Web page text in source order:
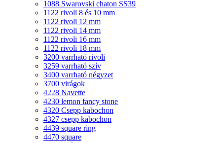
1088 Swarovski chaton SS39
1122 rivoli 8 és 10 mm
1122 rivoli 12 mm
1122 rivoli 14 mm
1122 rivoli 16 mm
1122 rivoli 18 mm
3200 varrható rivoli
3259 varrható szív
3400 varrható négyzet
3700 virágok
4228 Navette
4230 lemon fancy stone
4320 Csepp kabochon
4327 csepp kabochon
4439 square ring
4470 square